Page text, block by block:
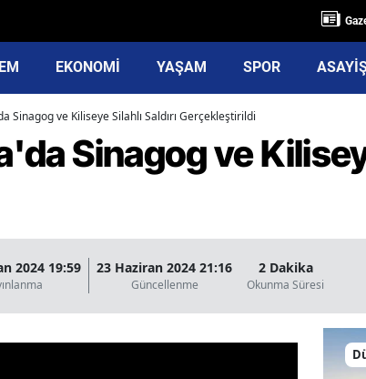
EKONOMİ YAŞAM SPOR
Sinagog ve Kiliseye Silahlı Saldırı Gerçekleştirildi
Sinagog ve
2024 19:59 23 Haziran 2024 21:16
Güncellenme
2 Dakika
Okunma Süresi